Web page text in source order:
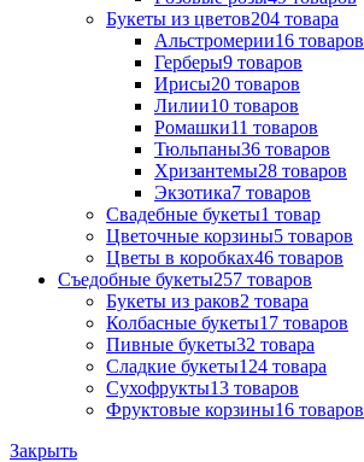
Букеты из цветов204 товара
Альстромерии16 товаров
Герберы9 товаров
Ириcы20 товаров
Лилии10 товаров
Ромашки11 товаров
Тюльпаны36 товаров
Хризантемы28 товаров
Экзотика7 товаров
Свадебные букеты1 товар
Цветочные корзины5 товаров
Цветы в коробках46 товаров
Съедобные букеты257 товаров
Букеты из раков2 товара
Колбасные букеты17 товаров
Пивные букеты32 товара
Сладкие букеты124 товара
Сухофрукты13 товаров
Фруктовые корзины16 товаров
Закрыть